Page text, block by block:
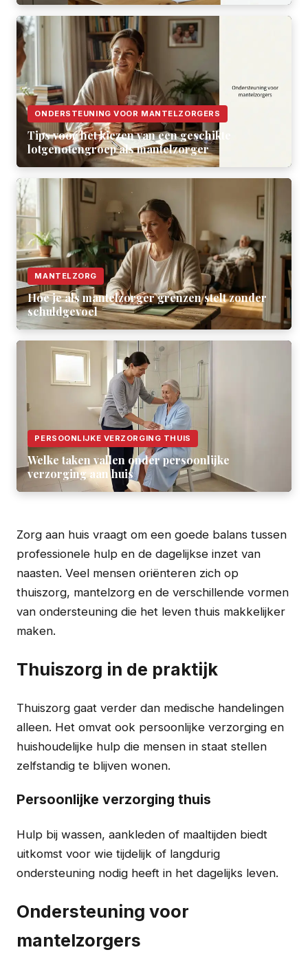
ONDERSTEUNING VOOR MANTELZORGERS
Tips voor het kiezen van een geschikte
lotgenotengroep als mantelzorger
MANTELZORG
Hoe je als mantelzorger grenzen stelt zonder
schuldgevoel
PERSOONLIJKE VERZORGING THUIS
Welke taken vallen onder persoonlijke
verzorging aan huis
Zorg aan huis vraagt om een goede balans tussen
professionele hulp en de dagelijkse inzet van
naasten. Veel mensen oriënteren zich op
thuiszorg, mantelzorg en de verschillende vormen
van ondersteuning die het leven thuis makkelijker
maken.
Thuiszorg in de praktijk
Thuiszorg gaat verder dan medische handelingen
alleen. Het omvat ook persoonlijke verzorging en
huishoudelijke hulp die mensen in staat stellen
zelfstandig te blijven wonen.
Persoonlijke verzorging thuis
Hulp bij wassen, aankleden of maaltijden biedt
uitkomst voor wie tijdelijk of langdurig
ondersteuning nodig heeft in het dagelijks leven.
Ondersteuning voor
mantelzorgers